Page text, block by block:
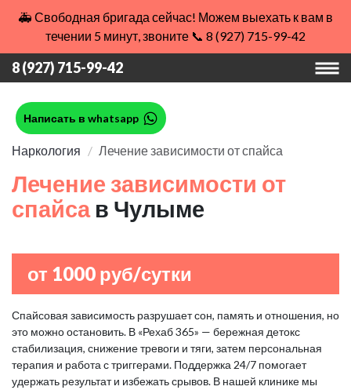
🚑 Свободная бригада сейчас! Можем выехать к вам в
течении 5 минут, звоните 📞 8 (927) 715-99-42
8 (927) 715-99-42
Написать в whatsapp
Наркология Лечение зависимости от спайса
Лечение зависимости от
спайса в Чулыме
от 1000 руб/сутки
Спайсовая зависимость разрушает сон, память и отношения, но
это можно остановить. В «Рехаб 365» — бережная детокс
стабилизация, снижение тревоги и тяги, затем персональная
терапия и работа с триггерами. Поддержка 24/7 помогает
удержать результат и избежать срывов. В нашей клинике мы